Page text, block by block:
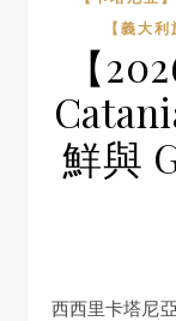
【義大
【
鮮與
西西里卡塔尼亞：美食懶人包餐廳推薦，我自己覺得很